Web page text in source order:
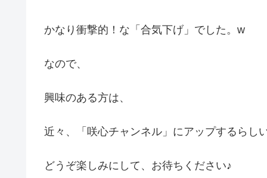
かなり衝撃的！な「合気下げ」でした。w
なので、
興味のある方は、
近々、「咲心チャンネル」にアップするらし
どうぞ楽しみにして、お待ちください♪